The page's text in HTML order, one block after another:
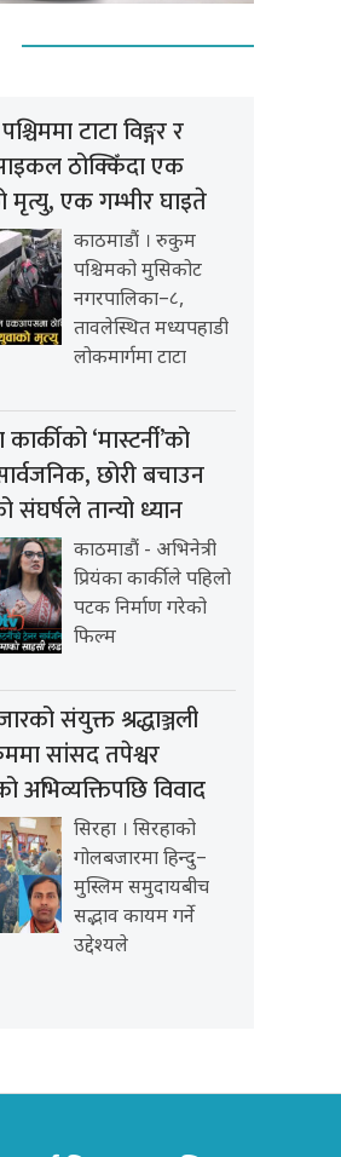
टाटा विङ्गर र
ठोक्किँदा एक
मृत्यु, एक गम्भीर घाइते
काठमाडौं । रुकुम
पश्चिमको मुसिकोट
नगरपालिका–८,
तावलेस्थित मध्यपहाडी
लोकमार्गमा टाटा
कार्कीको ‘मास्टर्नी’को
छोरी बचाउन
संघर्षले तान्यो ध्यान
काठमाडौं - अभिनेत्री
प्रियंका कार्कीले पहिलो
पटक निर्माण गरेको
फिल्म
संयुक्त श्रद्धाञ्जली
सांसद तपेश्वर
अभिव्यक्तिपछि विवाद
सिरहा । सिरहाको
गोलबजारमा हिन्दु–
मुस्लिम समुदायबीच
सद्भाव कायम गर्ने
उद्देश्यले